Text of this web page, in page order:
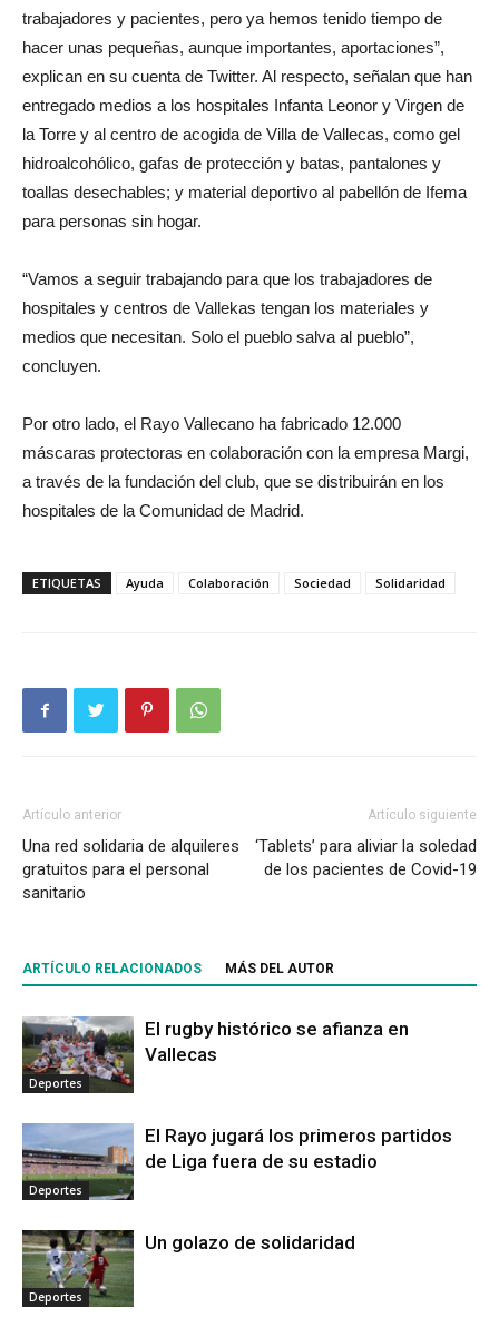
trabajadores y pacientes, pero ya hemos tenido tiempo de
hacer unas pequeñas, aunque importantes, aportaciones”,
explican en su cuenta de Twitter. Al respecto, señalan que han
entregado medios a los hospitales Infanta Leonor y Virgen de
la Torre y al centro de acogida de Villa de Vallecas, como gel
hidroalcohólico, gafas de protección y batas, pantalones y
toallas desechables; y material deportivo al pabellón de Ifema
para personas sin hogar.
“Vamos a seguir trabajando para que los trabajadores de
hospitales y centros de Vallekas tengan los materiales y
medios que necesitan. Solo el pueblo salva al pueblo”,
concluyen.
Por otro lado, el Rayo Vallecano ha fabricado 12.000
máscaras protectoras en colaboración con la empresa Margi,
a través de la fundación del club, que se distribuirán en los
hospitales de la Comunidad de Madrid.
ETIQUETAS Ayuda Colaboración Sociedad Solidaridad
Artículo anterior
Una red solidaria de alquileres
gratuitos para el personal
sanitario
Artículo siguiente
‘Tablets’ para aliviar la soledad
de los pacientes de Covid-19
ARTÍCULO RELACIONADOS MÁS DEL AUTOR
Deportes
El rugby histórico se afianza en
Vallecas
Deportes
El Rayo jugará los primeros partidos
de Liga fuera de su estadio
Deportes
Un golazo de solidaridad